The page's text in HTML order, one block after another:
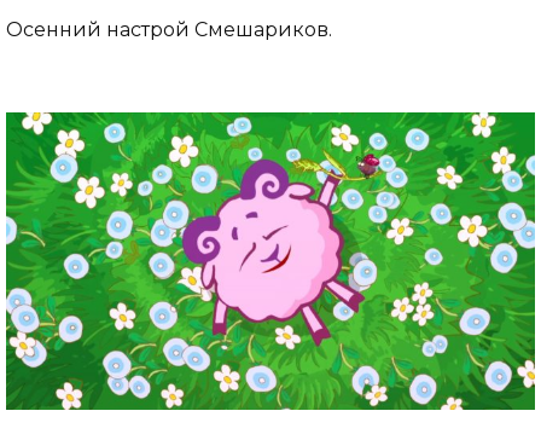
Осенний настрой Смешариков.